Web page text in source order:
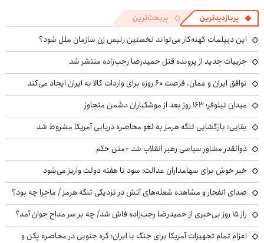
پربازدیدترین پربحث‌ترین
این دیپلمات کهنه‌کار می‌تواند نخستین رئیس زن سازمان ملل شود؟
جزییات جدید از پرونده قتل حمیدرضا رجب‌زاده منتشر شد
توافق ایران و عمان، فرصت ۶۰ روزه برای واردات کالا به ایران ایجاد می‌کند
میدان نیلوفر؛ ۱۶۳ روز بعد از موشکباران دشمن متجاوز
بقایی: بازگشایی تنگه هرمز به لغو محاصره دریایی آمریکا مشروط شد
ذوالقدر مشاور سیاسی رهبر انقلاب شد +متن حکم
خبر خوش برای سهامداران عدالت؛ سود تا هفته دولت واریز می‌شود
صدای انفجار و مشاهده شعله‌های آتش در نزدیکی تنگه هرمز / ماجرا چه بود؟
راز ۱۵ روز بی‌خبری از حمیدرضا رجب‌زاده فاش شد/ چه بر سر مداح جوان آمد؟
اعزام تمام تجهیزات آمریکا برای جنگ با ایران؛ کره جنوبی در محاصره پکن و